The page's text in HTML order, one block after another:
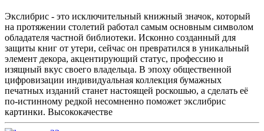
Экслибрис - это исключительный книжный значок, который
на протяжении столетий работал самым основным символом
обладателя частной библиотеки. Исконно созданный для
защиты книг от утери, сейчас он превратился в уникальный
элемент декора, акцентирующий статус, профессию и
изящный вкус своего владельца. В эпоху общественной
цифровизации индивидуальная коллекция бумажных
печатных изданий станет настоящей роскошью, а сделать её
по-истинному редкой несомненно поможет экслибрис
картинки. Высококачестве